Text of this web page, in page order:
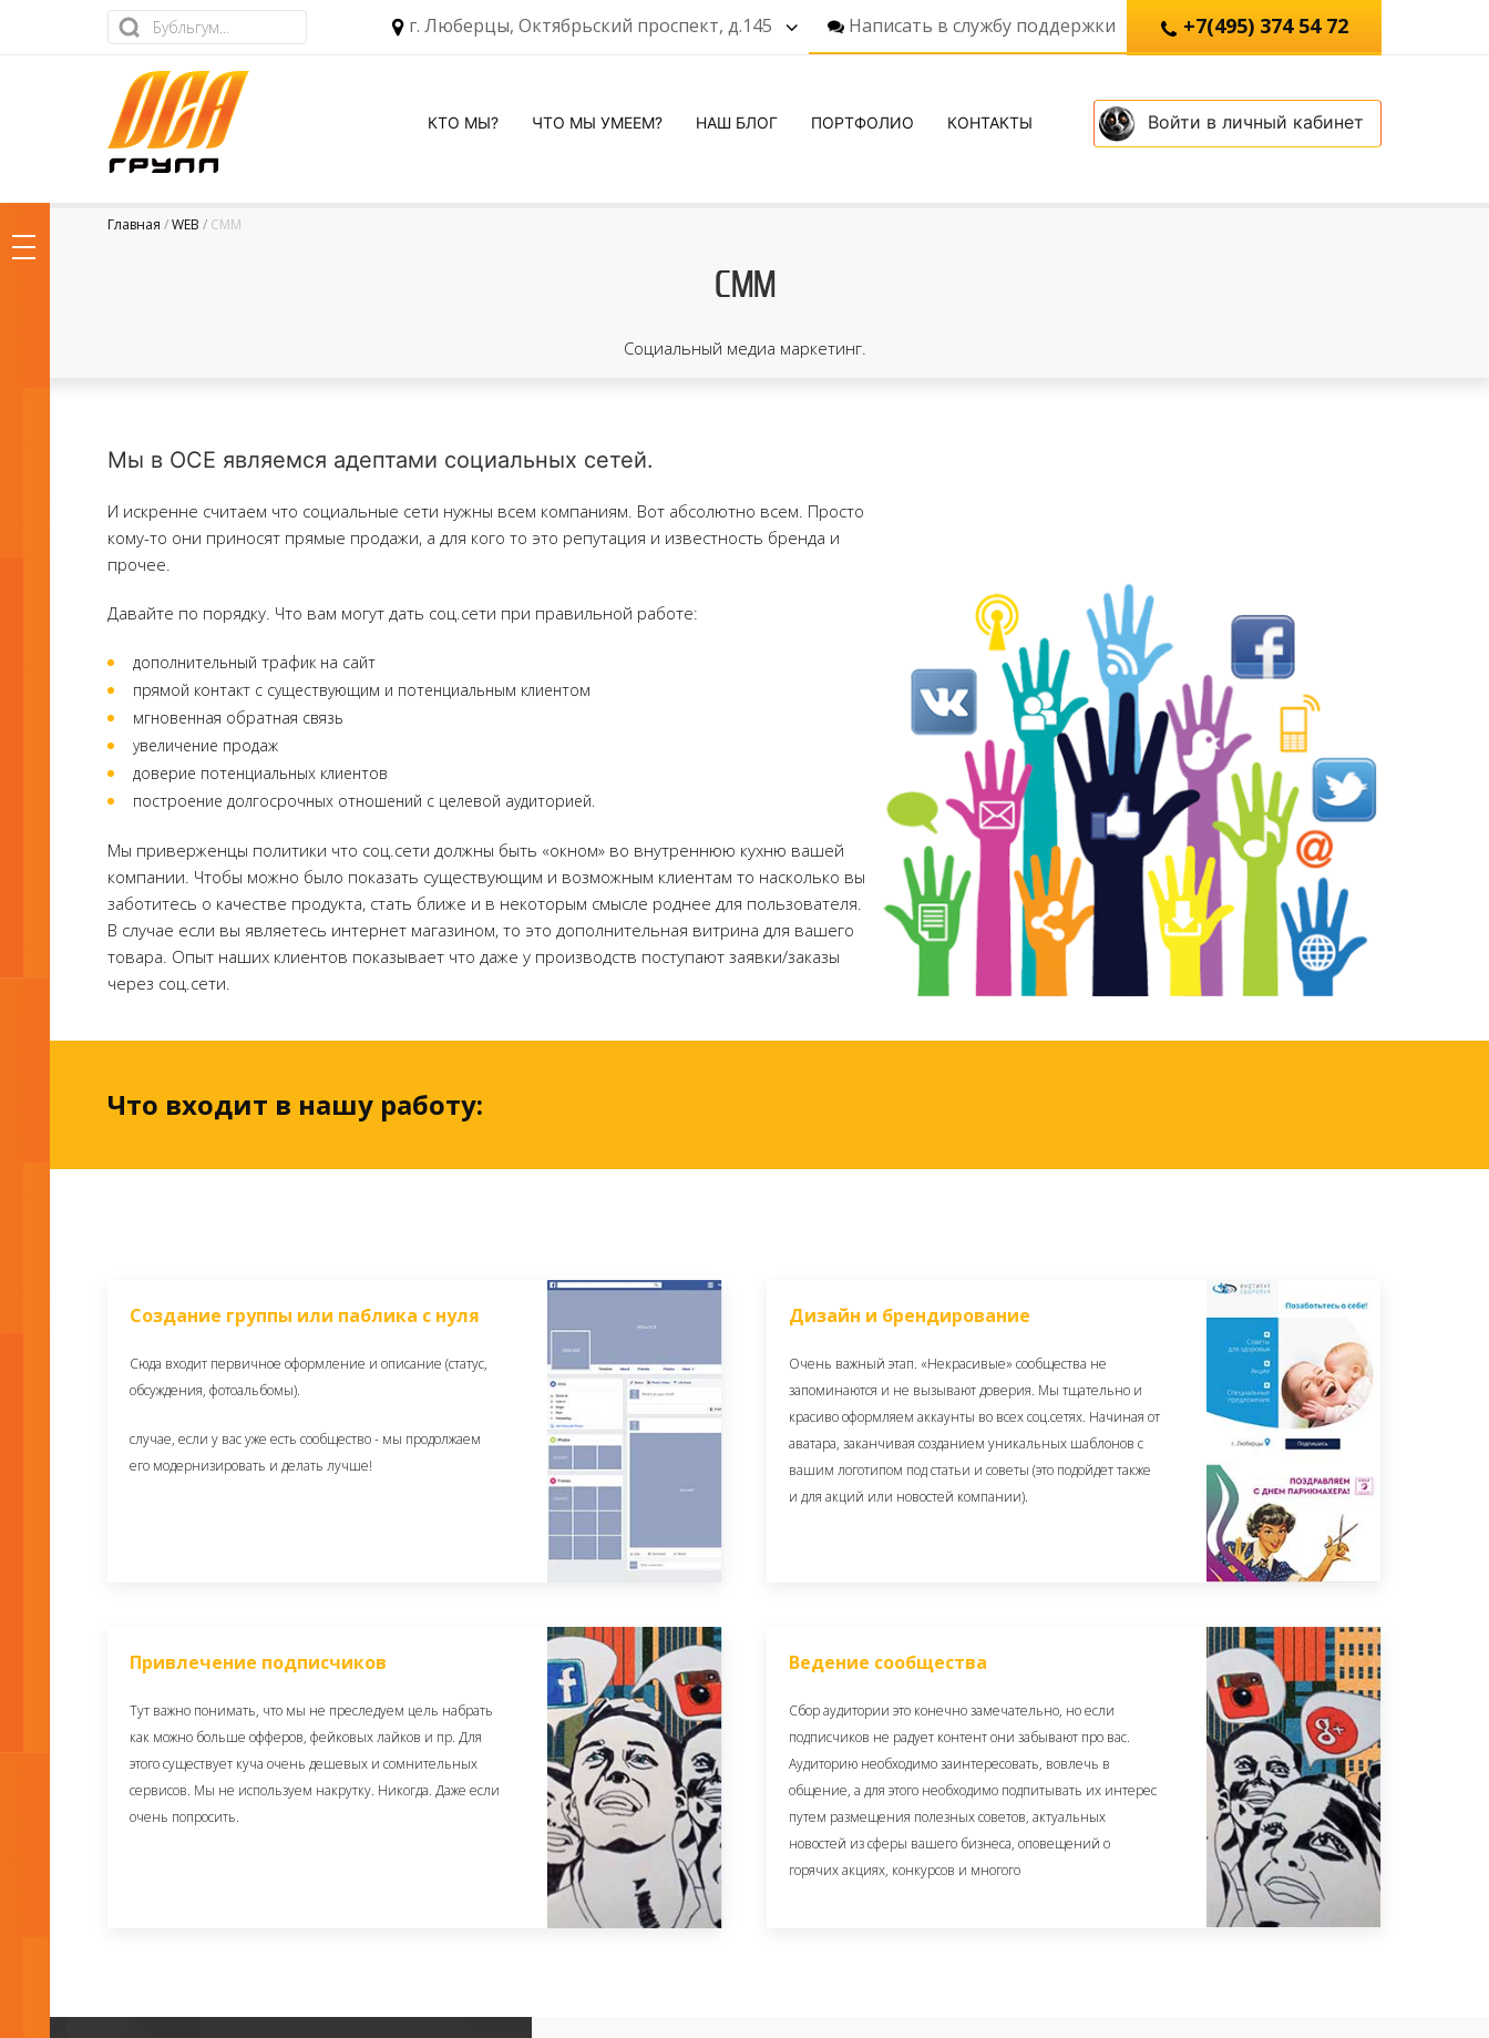
г. Люберцы, Октябрьский проспект, д.145 Написать в службу поддержки +7(495) 374 54 72
КТО МЫ? ЧТО МЫ УМЕЕМ? НАШ БЛОГ ПОРТФОЛИО КОНТАКТЫ Войти в личный кабинет
Главная WEB СММ
СММ
Социальный медиа маркетинг.
Мы в ОСЕ являемся адептами социальных сетей.
И искренне считаем что социальные сети нужны всем компаниям. Вот абсолютно всем. Просто
кому-то они приносят прямые продажи, а для кого то это репутация и известность бренда и
прочее.
Давайте по порядку. Что вам могут дать соц.сети при правильной работе:
дополнительный трафик на сайт
прямой контакт с существующим и потенциальным клиентом
мгновенная обратная связь
увеличение продаж
доверие потенциальных клиентов
построение долгосрочных отношений с целевой аудиторией.
Мы приверженцы политики что соц.сети должны быть «окном» во внутреннюю кухню вашей
компании. Чтобы можно было показать существующим и возможным клиентам то насколько вы
заботитесь о качестве продукта, стать ближе и в некоторым смысле роднее для пользователя.
В случае если вы являетесь интернет магазином, то это дополнительная витрина для вашего
товара. Опыт наших клиентов показывает что даже у производств поступают заявки/заказы
через соц.сети.
Что входит в нашу работу:
Создание группы или паблика с нуля
Сюда входит первичное оформление и описание (статус,
обсуждения, фотоальбомы).
случае, если у вас уже есть сообщество - мы продолжаем
его модернизировать и делать лучше!
Дизайн и брендирование
Очень важный этап. «Некрасивые» сообщества не
запоминаются и не вызывают доверия. Мы тщательно и
красиво оформляем аккаунты во всех соц.сетях. Начиная от
аватара, заканчивая созданием уникальных шаблонов с
вашим логотипом под статьи и советы (это подойдет также
и для акций или новостей компании).
Привлечение подписчиков
Тут важно понимать, что мы не преследуем цель набрать
как можно больше офферов, фейковых лайков и пр. Для
этого существует куча очень дешевых и сомнительных
сервисов. Мы не используем накрутку. Никогда. Даже если
очень попросить.
Ведение сообщества
Сбор аудитории это конечно замечательно, но если
подписчиков не радует контент они забывают про вас.
Аудиторию необходимо заинтересовать, вовлечь в
общение, а для этого необходимо подпитывать их интерес
путем размещения полезных советов, актуальных
новостей из сферы вашего бизнеса, оповещений о
горячих акциях, конкурсов и многого